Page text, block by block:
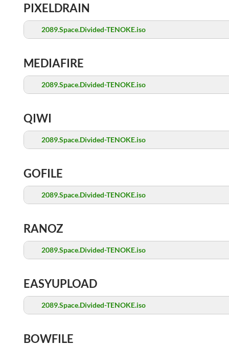
PIXELDRAIN
2089.Space.Divided-TENOKE.iso
MEDIAFIRE
2089.Space.Divided-TENOKE.iso
QIWI
2089.Space.Divided-TENOKE.iso
GOFILE
2089.Space.Divided-TENOKE.iso
RANOZ
2089.Space.Divided-TENOKE.iso
EASYUPLOAD
2089.Space.Divided-TENOKE.iso
BOWFILE